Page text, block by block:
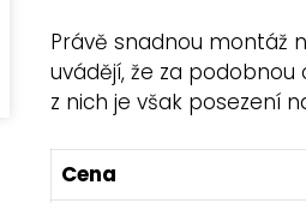
Právě snadnou montáž
uvádějí, že za
z nich je však posezení
Cena